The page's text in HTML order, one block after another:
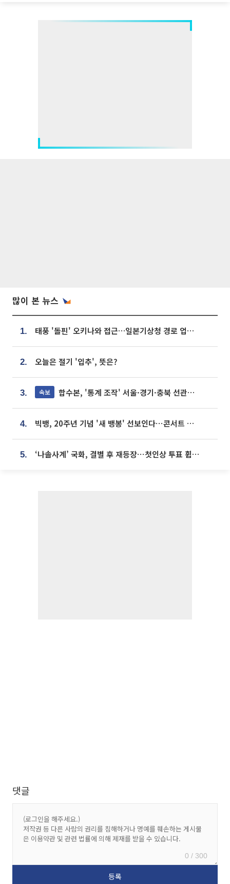
많이 본 뉴스
1. 태풍 '돌핀' 오키나와 접근…일본기상청 경로 업데이트
2. 오늘은 절기 '입추', 뜻은?
3. 속보 합수본, '통계 조작' 서울·경기·충북 선관위 등 추가 압수수색
4. 빅뱅, 20주년 기념 '새 뱅봉' 선보인다⋯콘서트 앞두고 팝업 개최
5. ‘나솔사계’ 국화, 결별 후 재등장⋯첫인상 투표 휩쓸고 ‘인기녀’ 등극
댓글
0 / 300